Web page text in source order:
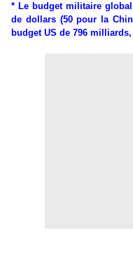
* Le budget militaire
de dollars (50 pour la
budget US de 796 milliards,